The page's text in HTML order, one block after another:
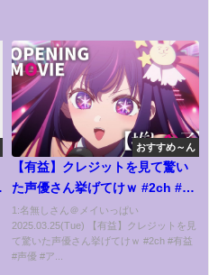
おすすめ～ん
【有益】クレジットを見て驚い
た声優さん挙げてけｗ #2ch #有
益 #声優 #アニメ
1:名無しさん＠メイいっぱい
2025.03.25(Tue) 【有益】クレジットを見
て驚いた声優さん挙げてけｗ #2ch #有益
#声優 #ア...